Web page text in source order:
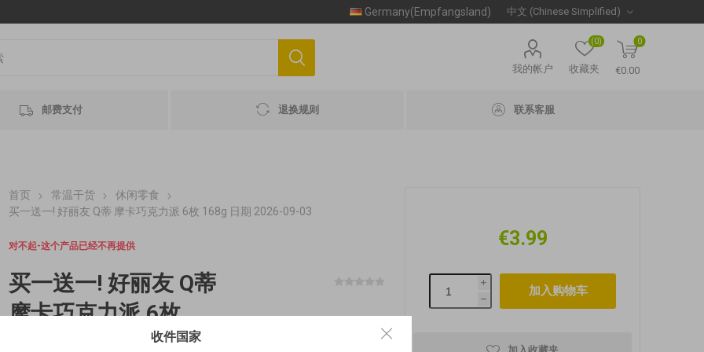
Germany(Empfangsland)
我的帐户 收藏夹
(0) 0
€0.00
邮费支付 退换规则 联系客服
首页 常温干货
休闲零食
买一送一! 好丽友 Q蒂 摩卡巧克力派 6枚 168g 日期 2026-09-03
对不起-这个产品已经不再提供
买一送一! 好丽友 Q蒂
摩卡巧克力派 6枚
168g 日期 2026-09-
€3.99
i
h
收件国家